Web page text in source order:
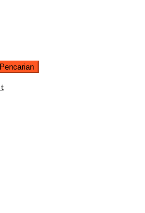
Pencarian